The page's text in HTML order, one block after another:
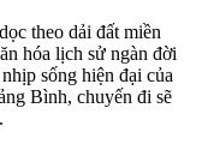
theo dải đất miền
hóa lịch sử ngàn đời
sống hiện đại của
Bình, chuyến đi sẽ